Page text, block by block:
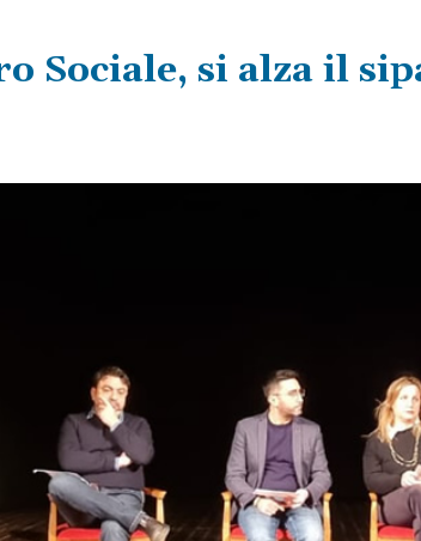
Sociale, si alza il